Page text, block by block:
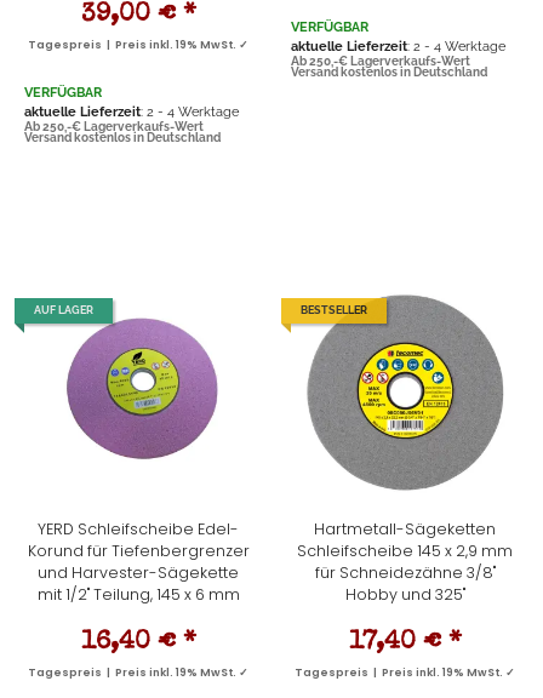
39,00 € *
Tagespreis | Preis inkl. 19% MwSt. ✓
VERFÜGBAR
aktuelle Lieferzeit: 2 - 4 Werktage
Ab 250,-€ Lagerverkaufs-Wert
Versand kostenlos in Deutschland
VERFÜGBAR
aktuelle Lieferzeit: 2 - 4 Werktage
Ab 250,-€ Lagerverkaufs-Wert
Versand kostenlos in Deutschland
AUF LAGER
YERD Schleifscheibe Edel-
Korund für Tiefenbergrenzer
und Harvester-Sägekette
mit 1/2" Teilung, 145 x 6 mm
16,40 € *
Tagespreis | Preis inkl. 19% MwSt. ✓
BESTSELLER
Hartmetall-Sägeketten
Schleifscheibe 145 x 2,9 mm
für Schneidezähne 3/8"
Hobby und 325"
17,40 € *
Tagespreis | Preis inkl. 19% MwSt. ✓